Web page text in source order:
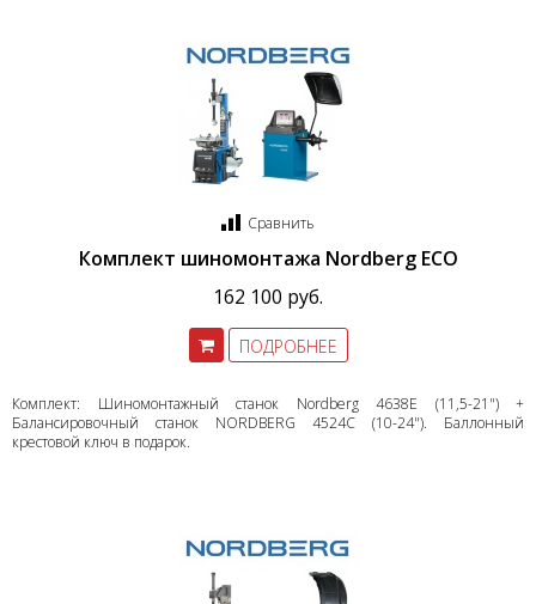
Сравнить
Комплект шиномонтажа Nordberg ECO
162 100 руб.
ПОДРОБНЕЕ
Комплект: Шиномонтажный станок Nordberg 4638E (11,5-21") +
Балансировочный станок NORDBERG 4524С (10-24"). Баллонный
крестовой ключ в подарок.